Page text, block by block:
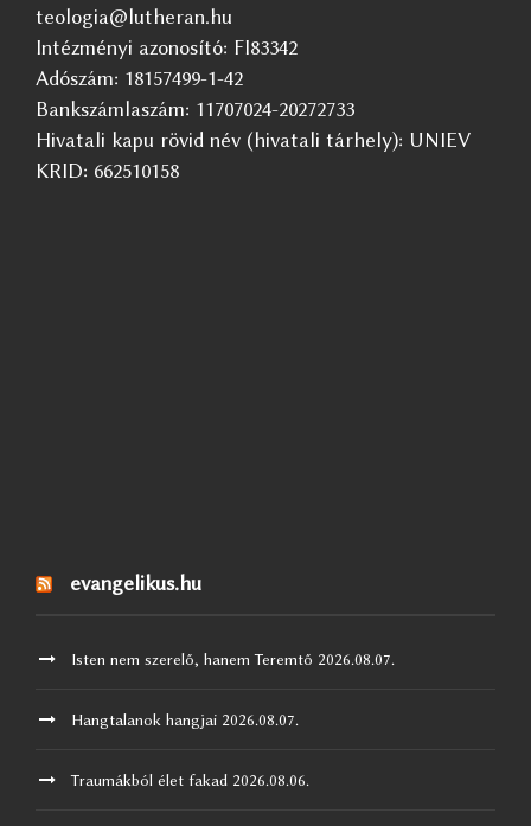
teologia@lutheran.hu
Intézményi azonosító: FI83342
Adószám: 18157499-1-42
Bankszámlaszám: 11707024-20272733
Hivatali kapu rövid név (hivatali tárhely): UNIEV
KRID: 662510158
evangelikus.hu
Isten nem szerelő, hanem Teremtő 2026.08.07.
Hangtalanok hangjai 2026.08.07.
Traumákból élet fakad 2026.08.06.